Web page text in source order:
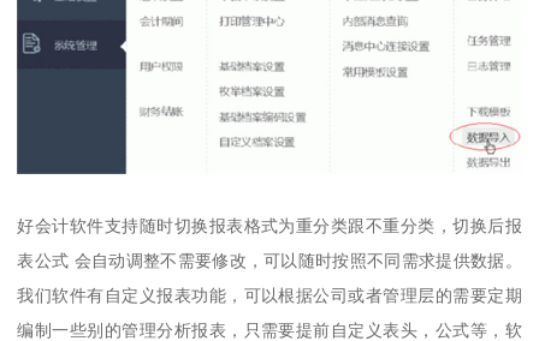
好会计软件支持随时切换报表格式为重分类跟不重分类，切换后报
表公式 会自动调整不需要修改，可以随时按照不同需求提供数据。
我们软件有自定义报表功能，可以根据公司或者管理层的需要定期
编制一些别的管理分析报表，只需要提前自定义表头，公式等，软